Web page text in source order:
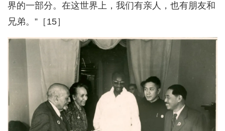
界的一部分。在这世界上，我们有亲人，也有朋友和
兄弟。”［15］